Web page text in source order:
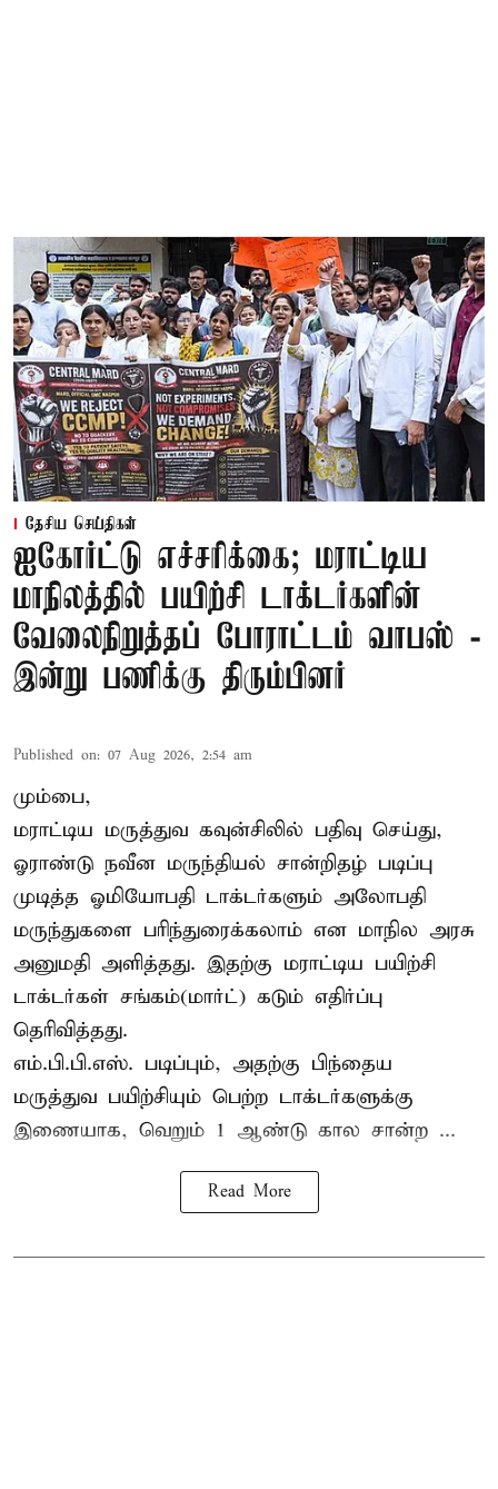
தேசிய செய்திகள்
ஐகோர்ட்டு எச்சரிக்கை; மராட்டிய
மாநிலத்தில் பயிற்சி டாக்டர்களின்
வேலைநிறுத்தப் போராட்டம் வாபஸ் -
இன்று பணிக்கு திரும்பினர்
Published on: 07 Aug 2026, 2:54 am
மும்பை,
மராட்டிய மருத்துவ கவுன்சிலில் பதிவு செய்து,
ஓராண்டு நவீன மருந்தியல் சான்றிதழ் படிப்பு
முடித்த ஓமியோபதி டாக்டர்களும் அலோபதி
மருந்துகளை பரிந்துரைக்கலாம் என மாநில அரசு
அனுமதி அளித்தது. இதற்கு மராட்டிய பயிற்சி
டாக்டர்கள் சங்கம்(மார்ட்) கடும் எதிர்ப்பு
தெரிவித்தது.
எம்.பி.பி.எஸ். படிப்பும், அதற்கு பிந்தைய
மருத்துவ பயிற்சியும் பெற்ற டாக்டர்களுக்கு
இணையாக, வெறும் 1 ஆண்டு கால சான்ற ...
Read More